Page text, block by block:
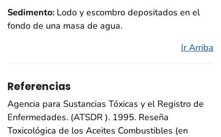
Sedimento: Lodo y escombro depositados en el
fondo de una masa de agua.
Ir Arriba
Referencias
Agencia para Sustancias Tóxicas y el Registro de
Enfermedades. (ATSDR ). 1995. Reseña
Toxicológica de los Aceites Combustibles (en